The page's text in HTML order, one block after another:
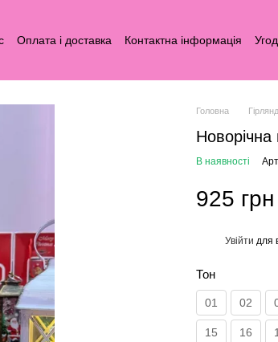
Оплата і доставка Контактна інформація
Головна
В наявності
925 грн
Увійти для
Тон
01 02
15 16